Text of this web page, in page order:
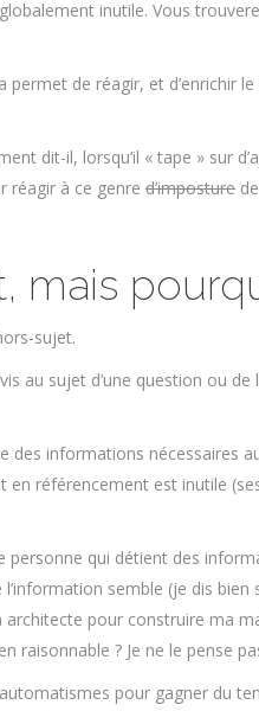
inutile. Vous
de réagir, et d’enrichir le
dit-il, lorsqu’il « tape » sur
réagir à ce genre d’imposture
mais
sujet.
au sujet d’une question ou de
des informations nécessaires
en référencement est inutile
qui détient des
semble (je dis
pour construire ma
raisonnable ? Je ne le pense
pour gagner du